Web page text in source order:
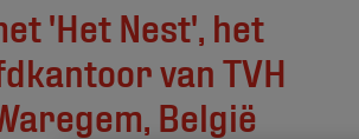
'Het Nest', het
van TVH
België